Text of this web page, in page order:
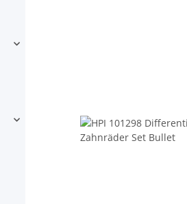
Alle anzeigen
Alle anzeigen